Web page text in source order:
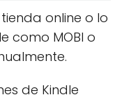
online o lo
como MOBI o
de Kindle